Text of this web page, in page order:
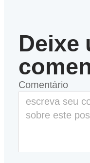
Deixe
Comentário